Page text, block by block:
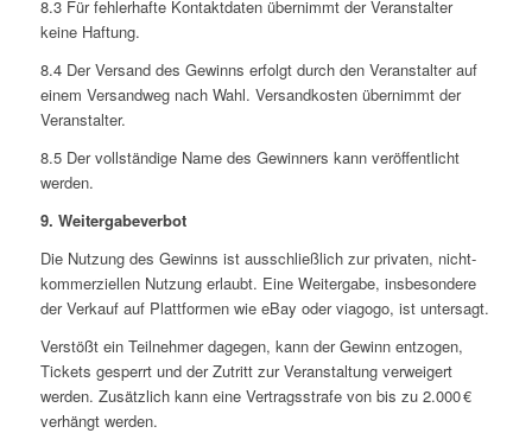
8.3 Für fehlerhafte Kontaktdaten übernimmt der Veranstalter
keine Haftung.
8.4 Der Versand des Gewinns erfolgt durch den Veranstalter auf
einem Versandweg nach Wahl. Versandkosten übernimmt der
Veranstalter.
8.5 Der vollständige Name des Gewinners kann veröffentlicht
werden.
9. Weitergabeverbot
Die Nutzung des Gewinns ist ausschließlich zur privaten, nicht-
kommerziellen Nutzung erlaubt. Eine Weitergabe, insbesondere
der Verkauf auf Plattformen wie eBay oder viagogo, ist untersagt.
Verstößt ein Teilnehmer dagegen, kann der Gewinn entzogen,
Tickets gesperrt und der Zutritt zur Veranstaltung verweigert
werden. Zusätzlich kann eine Vertragsstrafe von bis zu 2.000 €
verhängt werden.